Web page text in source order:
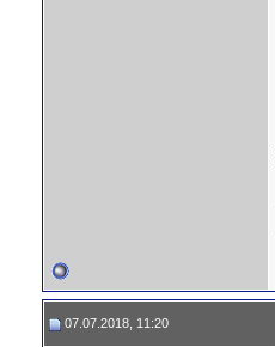
07.07.2018, 11:20